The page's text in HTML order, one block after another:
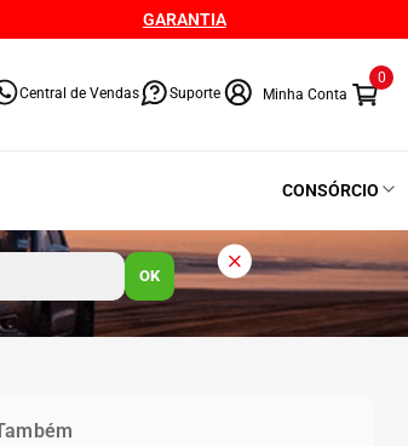
GARANTIA
Central de Vendas Suporte
0
CONSÓRCIO
OK